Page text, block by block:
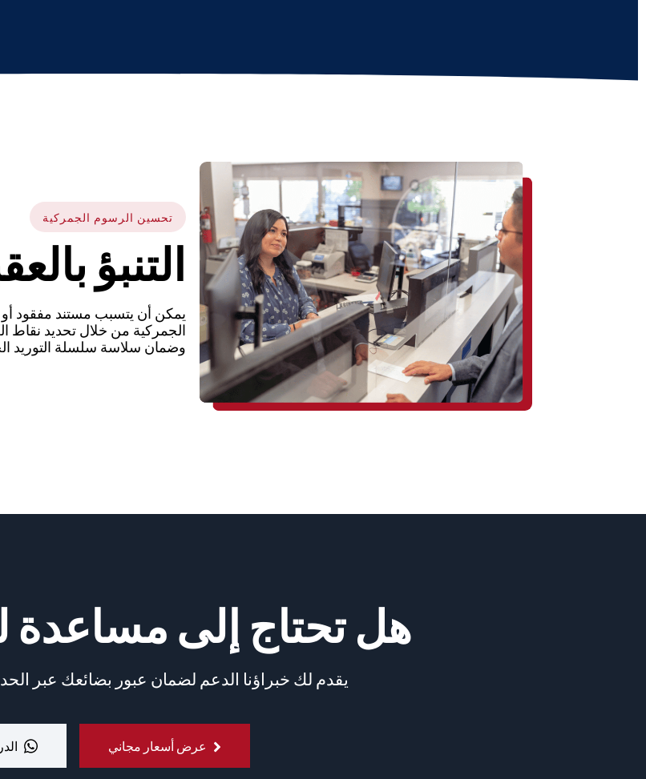
تحسين الرسوم الجمركية
التنبؤ
يمكن أن يتسبب مستند مفقود
الجمركية من خلال تحديد نقاط
وضمان سلاسة سلسلة التوريد
هل تحتاج إلى
يقدم لك خبراؤنا الدعم لضمان عبور بضائعك عبر
عرض أسعار مجاني